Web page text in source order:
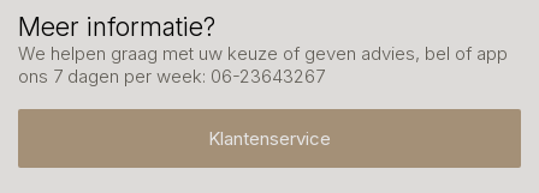
Meer informatie?
We helpen graag met uw keuze of geven advies, bel of app
ons 7 dagen per week: 06-23643267
Klantenservice